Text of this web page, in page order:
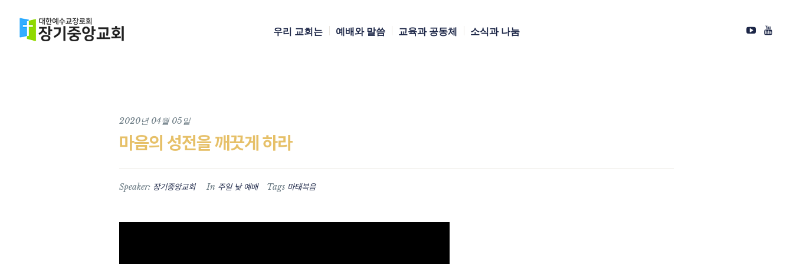
우리 교회는 예배와 말씀 교육과 공동체 소식과 나눔
2020년 04월 05일
마음의 성전을 깨끗게 하라
Speaker: 장기중앙교회 In 주일 낮 예배 Tags 마태복음